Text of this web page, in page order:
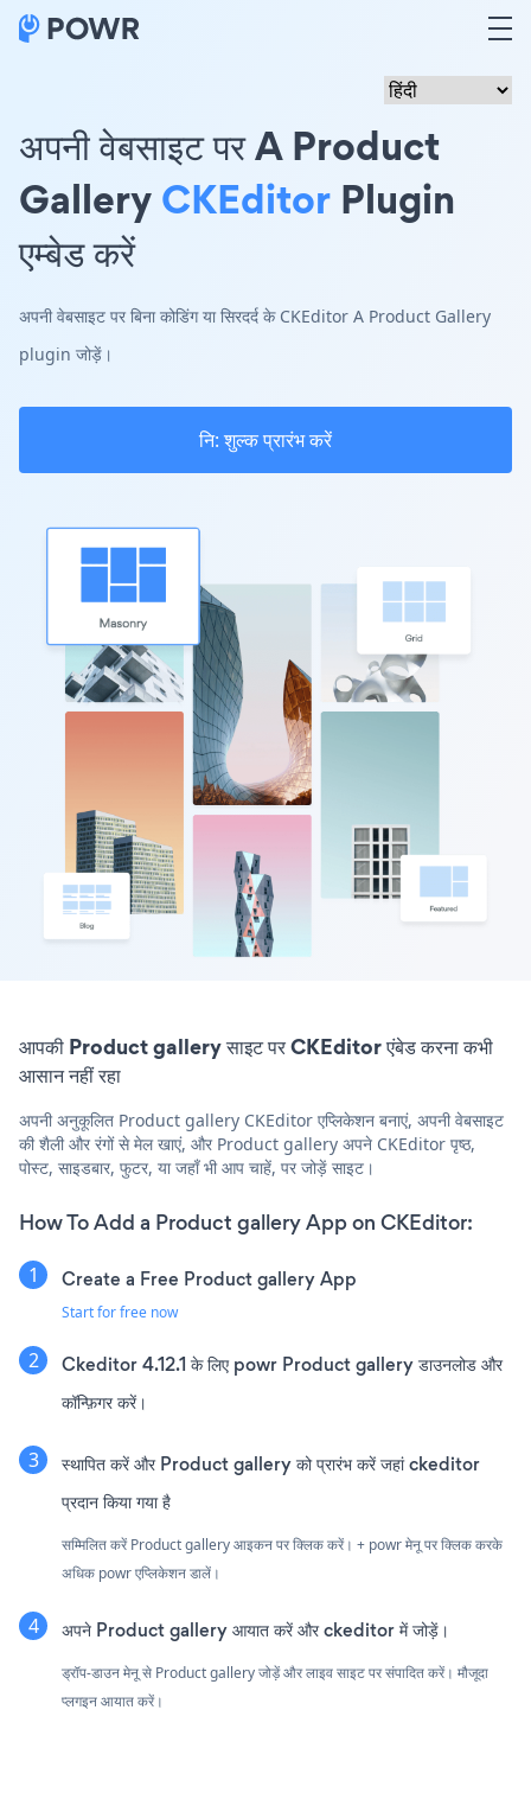
अपनी वेबसाइट पर A Product
GalleryCKEditor Plugin
एम्बेड करें
अपनी वेबसाइट पर बिना कोडिंग या सिरदर्द के CKEditor A Product Gallery
plugin जोड़ें।
नि: शुल्क प्रारंभ करें
आपकी Product gallery साइट पर CKEditor एंबेड करना कभी
आसान नहीं रहा
अपनी अनुकूलित Product gallery CKEditor एप्लिकेशन बनाएं, अपनी वेबसाइट
की शैली और रंगों से मेल खाएं, और Product gallery अपने CKEditor पृष्ठ,
पोस्ट, साइडबार, फुटर, या जहाँ भी आप चाहें, पर जोड़ें साइट।
How To Add a Product gallery App on CKEditor:
Create a Free Product gallery App
Start for free now
Ckeditor 4.12.1 के लिए powr Product gallery डाउनलोड और
कॉन्फ़िगर करें।
स्थापित करें और Product gallery को प्रारंभ करें जहां ckeditor
प्रदान किया गया है
सम्मिलित करें Product gallery आइकन पर क्लिक करें। + powr मेनू पर क्लिक करके
अधिक powr एप्लिकेशन डालें।
अपने Product gallery आयात करें और ckeditor में जोड़ें।
ड्रॉप-डाउन मेनू से Product gallery जोड़ें और लाइव साइट पर संपादित करें। मौजूदा
प्लगइन आयात करें।